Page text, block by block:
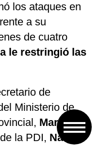
los ataques en
a su
de cuatro
le restringió las
de
Ministerio de
Marcelo
la PDI, Natalio